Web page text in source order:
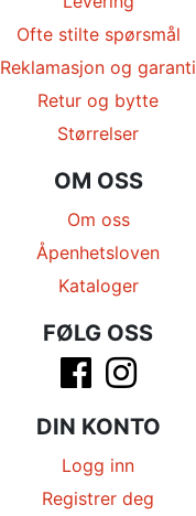
Ofte stilte spørsmål
Reklamasjon og garanti
Retur og bytte
Størrelser
OM OSS
Om oss
Åpenhetsloven
Kataloger
FØLG OSS
DIN KONTO
Logg inn
Registrer deg